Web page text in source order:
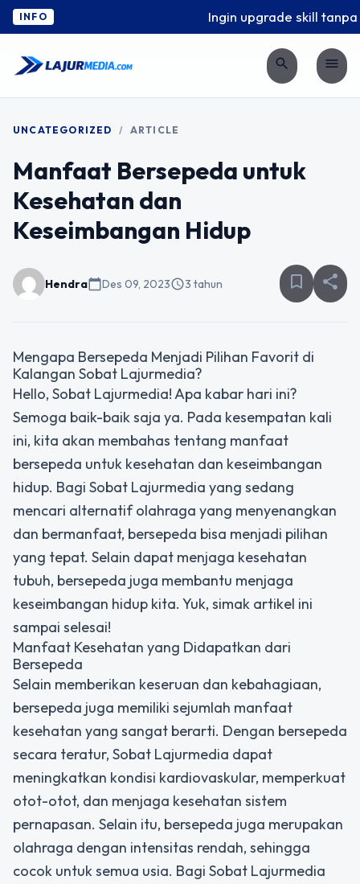
INFO Ingin upgrade skill tanpa
search menu
UNCATEGORIZED / ARTICLE
Manfaat Bersepeda untuk
Kesehatan dan
Keseimbangan Hidup
Hendracalendar_todayDes 09, 2023schedule3 tahun bookmark_border share
Mengapa Bersepeda Menjadi Pilihan Favorit di
Kalangan Sobat Lajurmedia?
Hello, Sobat Lajurmedia! Apa kabar hari ini?
Semoga baik-baik saja ya. Pada kesempatan kali
ini, kita akan membahas tentang manfaat
bersepeda untuk kesehatan dan keseimbangan
hidup. Bagi Sobat Lajurmedia yang sedang
mencari alternatif olahraga yang menyenangkan
dan bermanfaat, bersepeda bisa menjadi pilihan
yang tepat. Selain dapat menjaga kesehatan
tubuh, bersepeda juga membantu menjaga
keseimbangan hidup kita. Yuk, simak artikel ini
sampai selesai!
Manfaat Kesehatan yang Didapatkan dari
Bersepeda
Selain memberikan keseruan dan kebahagiaan,
bersepeda juga memiliki sejumlah manfaat
kesehatan yang sangat berarti. Dengan bersepeda
secara teratur, Sobat Lajurmedia dapat
meningkatkan kondisi kardiovaskular, memperkuat
otot-otot, dan menjaga kesehatan sistem
pernapasan. Selain itu, bersepeda juga merupakan
olahraga dengan intensitas rendah, sehingga
cocok untuk semua usia. Bagi Sobat Lajurmedia